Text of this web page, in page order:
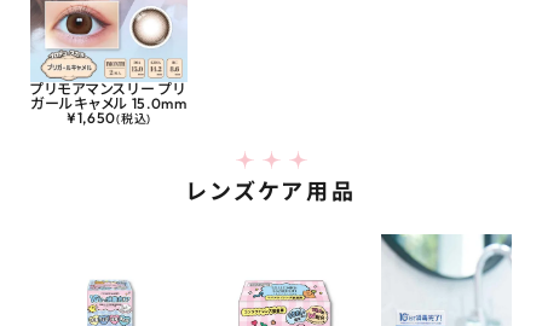
プリモアマンスリー プリ
ガールキャメル 15.0mm
¥1,650(税込)
レンズケア用品